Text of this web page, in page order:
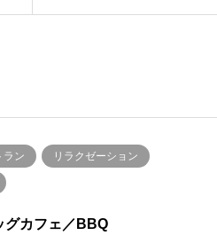
ラン リラクゼーション
グカフェ／BBQ